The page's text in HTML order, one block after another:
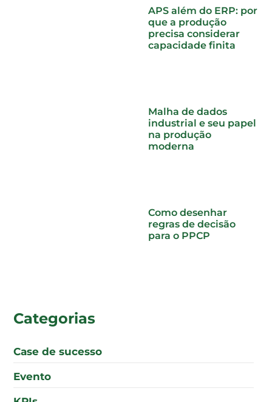
APS além do ERP: por
que a produção
precisa considerar
capacidade finita
Malha de dados
industrial e seu papel
na produção
moderna
Como desenhar
regras de decisão
para o PPCP
Categorias
Case de sucesso
Evento